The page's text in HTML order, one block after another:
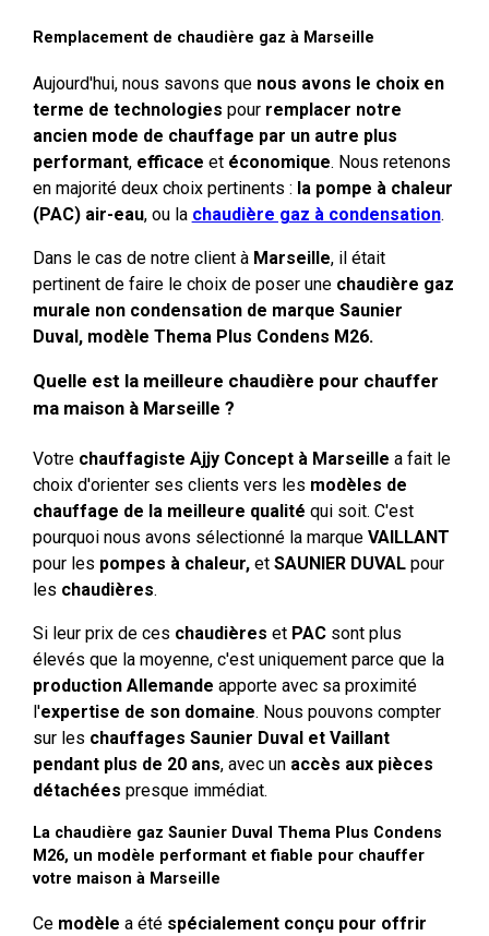
Remplacement de chaudière gaz à Marseille
Aujourd'hui, nous savons que nous avons le choix en
terme de technologies pour remplacer notre
ancien mode de chauffage par un autre plus
performant, efficace et économique. Nous retenons
en majorité deux choix pertinents : la pompe à chaleur
(PAC) air-eau, ou la chaudière gaz à condensation.
Dans le cas de notre client à Marseille, il était
pertinent de faire le choix de poser une chaudière gaz
murale non condensation de marque Saunier
Duval, modèle Thema Plus Condens M26.
Quelle est la meilleure chaudière pour chauffer
ma maison à Marseille ?
Votre chauffagiste Ajjy Concept à Marseille a fait le
choix d'orienter ses clients vers les modèles de
chauffage de la meilleure qualité qui soit. C'est
pourquoi nous avons sélectionné la marque VAILLANT
pour les pompes à chaleur,et SAUNIER DUVALpour
les chaudières.
Si leur prix de ces chaudières et PACsont plus
élevés que la moyenne, c'est uniquement parce que la
production Allemande apporte avec sa proximité
l'expertise de son domaine. Nous pouvons compter
sur les chauffages Saunier Duval et Vaillant
pendant plus de 20 ans, avec un accès aux pièces
détachées presque immédiat.
La chaudière gaz Saunier Duval Thema Plus Condens
M26, un modèle performant et fiable pour chauffer
votre maison à Marseille
Ce modèle a été spécialement conçu pour offrir